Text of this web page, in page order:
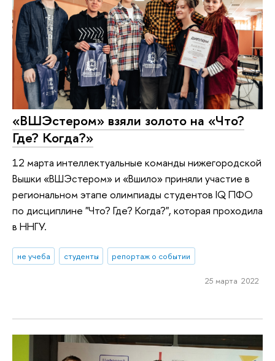
«ВШЭстером» взяли золото на «Что?
Где? Когда?»
12 марта интеллектуальные команды нижегородской
Вышки «ВШЭстером» и «Вшило» приняли участие в
региональном этапе олимпиады студентов IQ ПФО
по дисциплине "Что? Где? Когда?", которая проходила
в ННГУ.
не учеба студенты репортаж о событии
25 марта 2022